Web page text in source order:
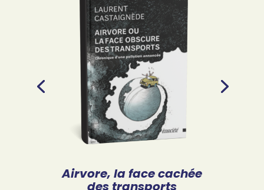
Airvore, la face cachée
des transports